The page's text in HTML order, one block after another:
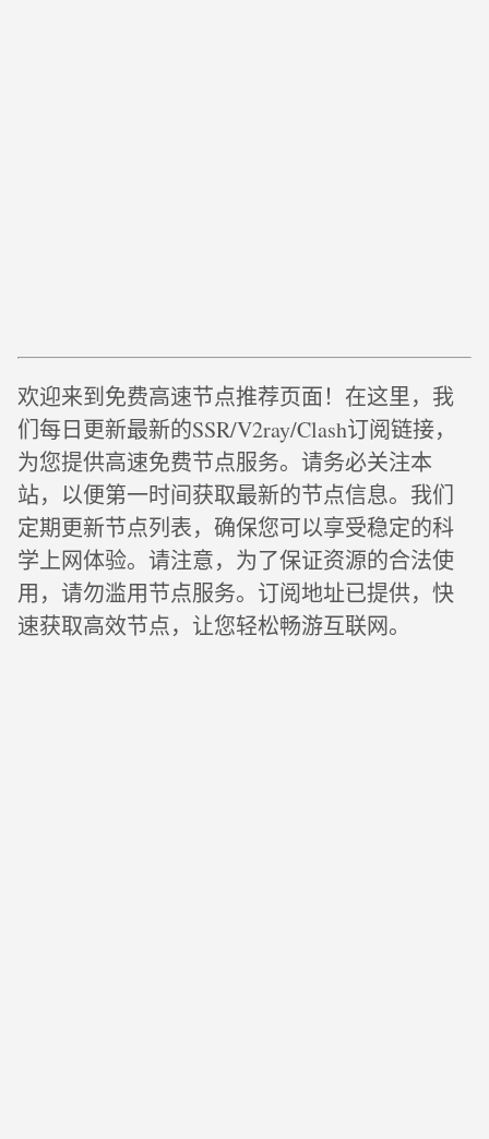
欢迎来到免费高速节点推荐页面！在这里，我
们每日更新最新的SSR/V2ray/Clash订阅链接，
为您提供高速免费节点服务。请务必关注本
站，以便第一时间获取最新的节点信息。我们
定期更新节点列表，确保您可以享受稳定的科
学上网体验。请注意，为了保证资源的合法使
用，请勿滥用节点服务。订阅地址已提供，快
速获取高效节点，让您轻松畅游互联网。